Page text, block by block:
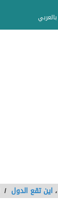
، اين تقع الدول /